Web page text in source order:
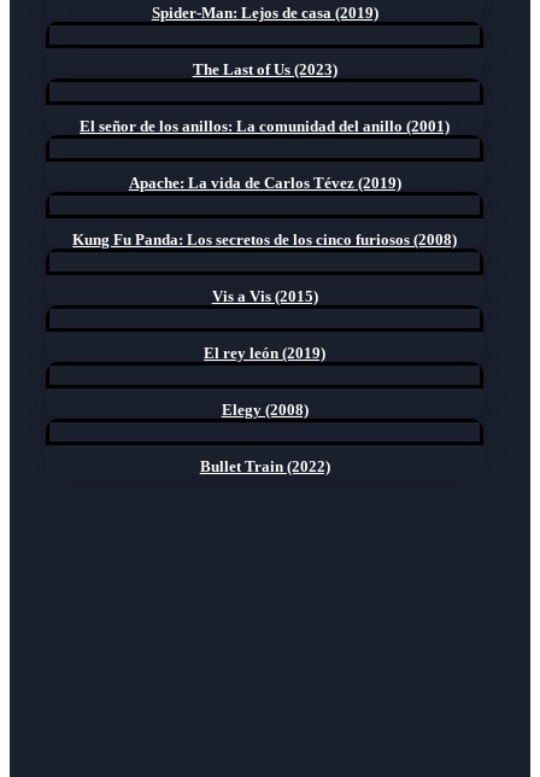
Spider-Man: Lejos de casa (2019)
The Last of Us (2023)
El señor de los anillos: La comunidad del anillo (2001)
Apache: La vida de Carlos Tévez (2019)
Kung Fu Panda: Los secretos de los cinco furiosos (2008)
Vis a Vis (2015)
El rey león (2019)
Elegy (2008)
Bullet Train (2022)